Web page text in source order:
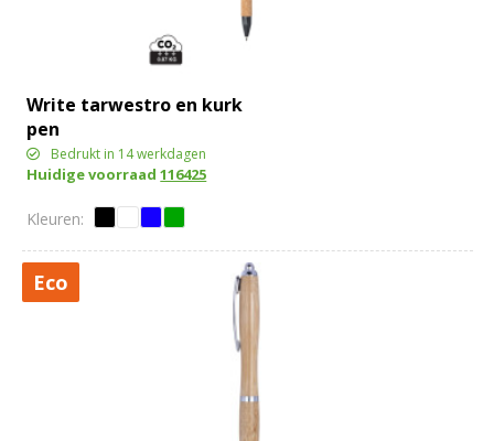
Write tarwestro en kurk
pen
Bedrukt in 14 werkdagen
Huidige voorraad116425
Eco